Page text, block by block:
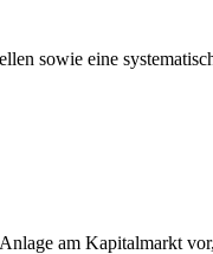
sowie eine
am Kapitalmarkt